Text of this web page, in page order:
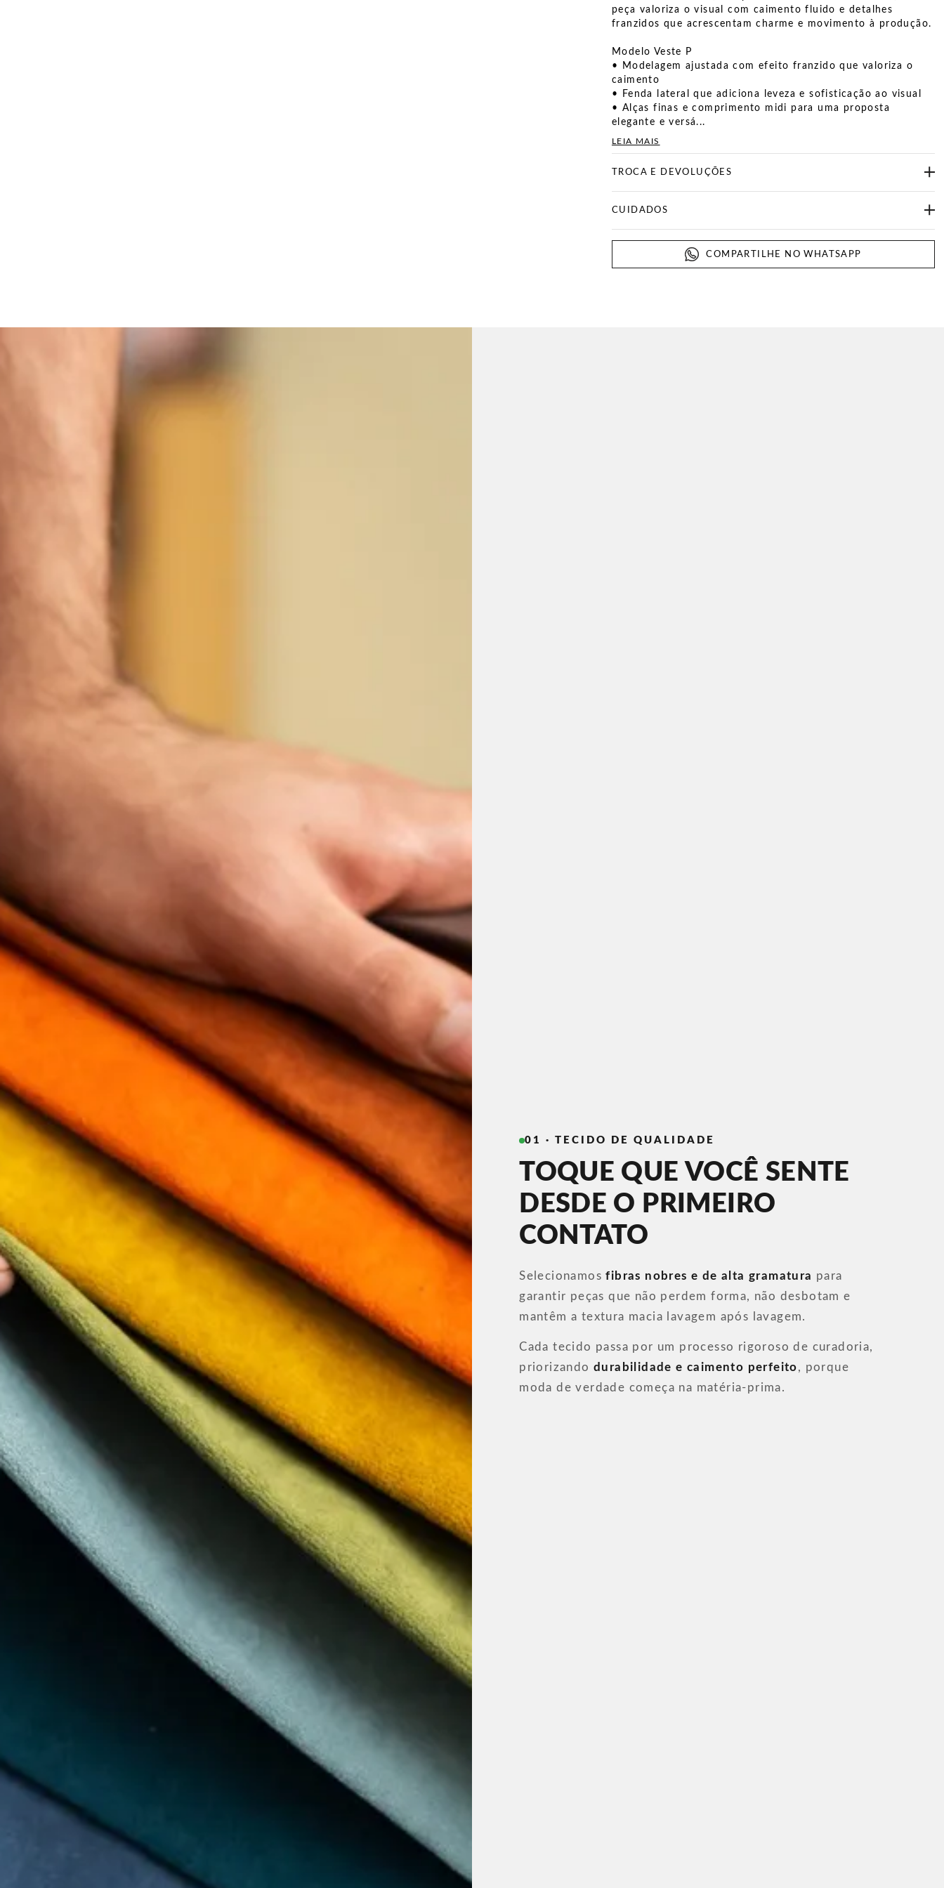
peça valoriza o visual com caimento fluido e detalhes
franzidos que acrescentam charme e movimento à produção.
Modelo Veste P
• Modelagem ajustada com efeito franzido que valoriza o
caimento
• Fenda lateral que adiciona leveza e sofisticação ao visual
• Alças finas e comprimento midi para uma proposta
elegante e versá...
LEIA MAIS
TROCA E DEVOLUÇÕES
CUIDADOS
COMPARTILHE NO WHATSAPP
01 · TECIDO DE QUALIDADE
TOQUE QUE VOCÊ SENTE
DESDE O PRIMEIRO
CONTATO
Selecionamosfibras nobres e de alta gramatura para
garantir peças que não perdem forma, não desbotam e
mantêm a textura macia lavagem após lavagem.
Cada tecido passa por um processo rigoroso de curadoria,
priorizando durabilidade e caimento perfeito, porque
moda de verdade começa na matéria-prima.